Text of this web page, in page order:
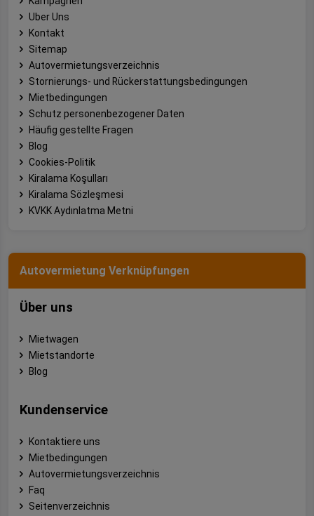
Uber Uns
Kontakt
Sitemap
Autovermietungsverzeichnis
Stornierungs- und Rückerstattungsbedingungen
Mietbedingungen
Schutz personenbezogener Daten
Häufig gestellte Fragen
Blog
Cookies-Politik
Kiralama Koşulları
Kiralama Sözleşmesi
KVKK Aydınlatma Metni
Autovermietung Verknüpfungen
Über uns
Mietwagen
Mietstandorte
Blog
Kundenservice
Kontaktiere uns
Mietbedingungen
Autovermietungsverzeichnis
Faq
Seitenverzeichnis